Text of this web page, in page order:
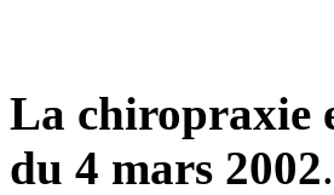
La chiropraxie
du 4 mars 2002